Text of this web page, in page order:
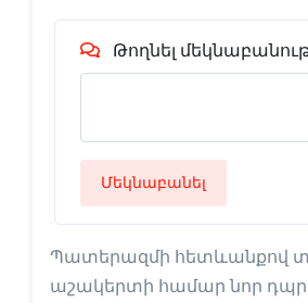
Թողնել
Մեկնաբանել
Պատերազմի հետևանքով
աշակերտի համար նոր